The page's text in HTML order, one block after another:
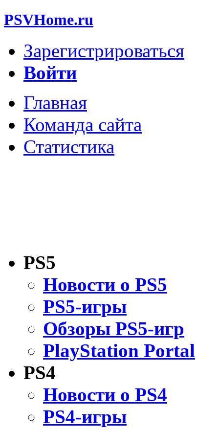
PSVHome.ru
Зарегистрироваться
Войти
Главная
Команда сайта
Статистика
PS5
Новости о PS5
PS5-игры
Обзоры PS5-игр
PlayStation Portal
PS4
Новости о PS4
PS4-игры